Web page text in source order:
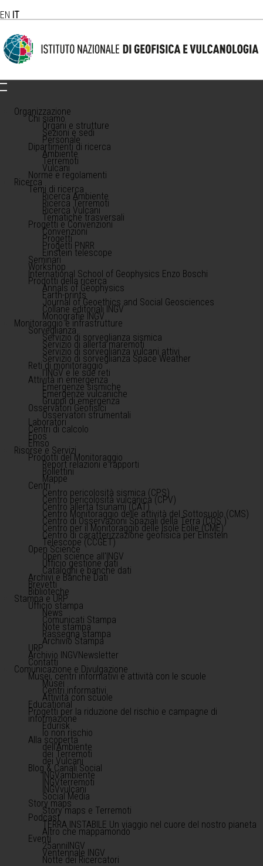
EN IT
Organizzazione
Chi siamo
Organi e strutture
Sezioni e sedi
Personale
Dipartimenti di ricerca
Ambiente
Terremoti
Vulcani
Norme e regolamenti
Ricerca
Temi di ricerca
Ricerca Ambiente
Ricerca Terremoti
Ricerca Vulcani
Tematiche trasversali
Progetti e Convenzioni
Convenzioni
Progetti
Progetti PNRR
Einstein telescope
Seminari
Workshop
International School of Geophysics Enzo Boschi
Prodotti della ricerca
Annals of Geophysics
Earth-prints
Journal of Geoethics and Social Geosciences
Collane editoriali INGV
Monografie INGV
Monitoraggio e infrastrutture
Sorveglianza
Servizio di sorveglianza sismica
Servizio di allerta maremoti
Servizio di sorveglianza vulcani attivi
Servizio di sorveglianza Space Weather
Reti di monitoraggio
l'INGV e le sue reti
Attività in emergenza
Emergenze sismiche
Emergenze vulcaniche
Gruppi di emergenza
Osservatori Geofisici
Osservatori strumentali
Laboratori
Centri di calcolo
Epos
Emso
Risorse e Servizi
Prodotti del Monitoraggio
Report relazioni e rapporti
Bollettini
Mappe
Centri
Centro pericolosità sismica (CPS)
Centro pericolosità vulcanica (CPV)
Centro allerta tsunami (CAT)
Centro Monitoraggio delle attività del Sottosuolo (CMS)
Centro di Osservazioni Spaziali della Terra (COS )
Centro per il Monitoraggio delle Isole Eolie (CME)
Centro di caratterizzazione geofisica per Einstein
Telescope (CCGET)
Open Science
Open science all'INGV
Ufficio gestione dati
Cataloghi e banche dati
Archivi e Banche Dati
Brevetti
Biblioteche
Stampa e URP
Ufficio stampa
News
Comunicati Stampa
Note stampa
Rassegna stampa
Archivio Stampa
URP
Archivio INGVNewsletter
Contatti
Comunicazione e Divulgazione
Musei, centri informativi e attività con le scuole
Musei
Centri informativi
Attività con scuole
Educational
Progetti per la riduzione del rischio e campagne di
informazione
Edurisk
Io non rischio
Alla scoperta
dell'Ambiente
dei Terremoti
dei Vulcani
Blog & Canali Social
INGVambiente
INGVterremoti
INGVvulcani
Social Media
Story maps
Story maps e Terremoti
Podcast
TERRA INSTABILE Un viaggio nel cuore del nostro pianeta
Altro che mappamondo
Eventi
25anniINGV
Ventennale INGV
Notte dei Ricercatori